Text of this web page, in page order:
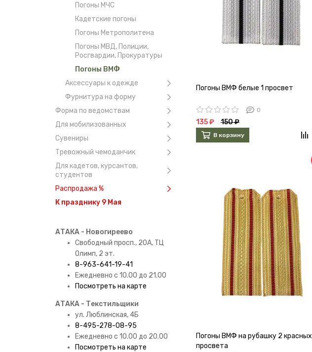
Погоны МЧС
Кадетские погоны
Погоны Метрополитена
Погоны МВД, Полиции,
Росгвардии, Прокуратуры
Погоны ВМФ
Аксессуары к одежде
Фурнитура на форму
Форма по ведомствам
Для мобилизованных
Сувениры
Тревожный чемоданчик
Для кадетов, курсантов,
студентов
Распродажа %
К празднику 9 Мая
АТАКА - Новогиреево
Свободный просп., 20А, ТЦ
Олимп, 2 эт.
8-963-641-19-41
Ежедневно с 10.00 до 21.00
Посмотреть на карте
АТАКА - Текстильщики
ул. Люблинская, 4Б
8-495-278-08-95
Ежедневно с 10.00 до 20.00
Посмотреть на карте
Погоны ВМФ белые 1 просвет
0
135 ₽ 150 ₽
В корзину
Погоны ВМФ на рубашку 2 красных
просвета